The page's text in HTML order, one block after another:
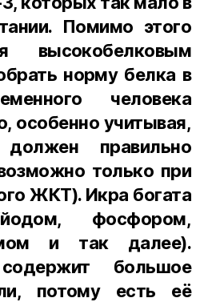
Помимо этого
высокобелковым
норму белка в
человека
особенно учитывая,
правильно
только при
ЖКТ). Икра богата
фосфором,
и так далее).
большое
потому есть её